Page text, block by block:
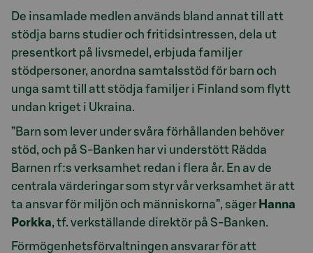
De insamlade medlen används bland annat till att
stödja barns studier och fritidsintressen, dela ut
presentkort på livsmedel, erbjuda familjer
stödpersoner, anordna samtalsstöd för barn och
unga samt till att stödja familjer i Finland som flytt
undan kriget i Ukraina.
”Barn som lever under svåra förhållanden behöver
stöd, och på S-Banken har vi understött Rädda
Barnen rf:s verksamhet redan i flera år. En av de
centrala värderingar som styr vår verksamhet är att
ta ansvar för miljön och människorna”, säger Hanna
Porkka, tf. verkställande direktör på S-Banken.
Förmögenhetsförvaltningen ansvarar för att